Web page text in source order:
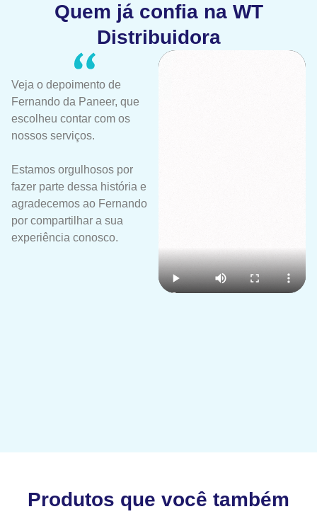
Quem já confia na WT
Distribuidora
Veja o depoimento de
Fernando da Paneer, que
escolheu contar com os
nossos serviços.
Estamos orgulhosos por
fazer parte dessa história e
agradecemos ao Fernando
por compartilhar a sua
experiência conosco.
Produtos que você também